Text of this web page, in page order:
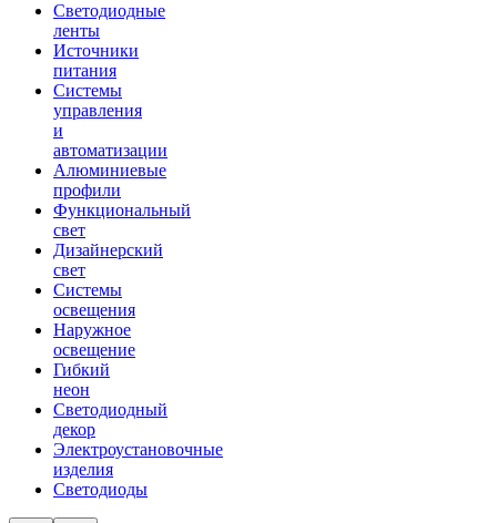
Светодиодные
ленты
Источники
питания
Системы
управления
и
автоматизации
Алюминиевые
профили
Функциональный
свет
Дизайнерский
свет
Системы
освещения
Наружное
освещение
Гибкий
неон
Светодиодный
декор
Электроустановочные
изделия
Светодиоды